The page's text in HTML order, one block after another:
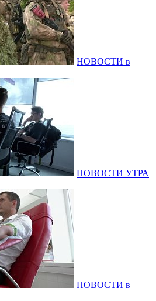
НОВОСТИ в
НОВОСТИ УТРА
НОВОСТИ в